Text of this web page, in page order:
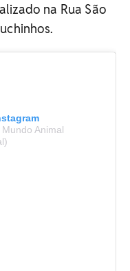
na Rua São
Animal